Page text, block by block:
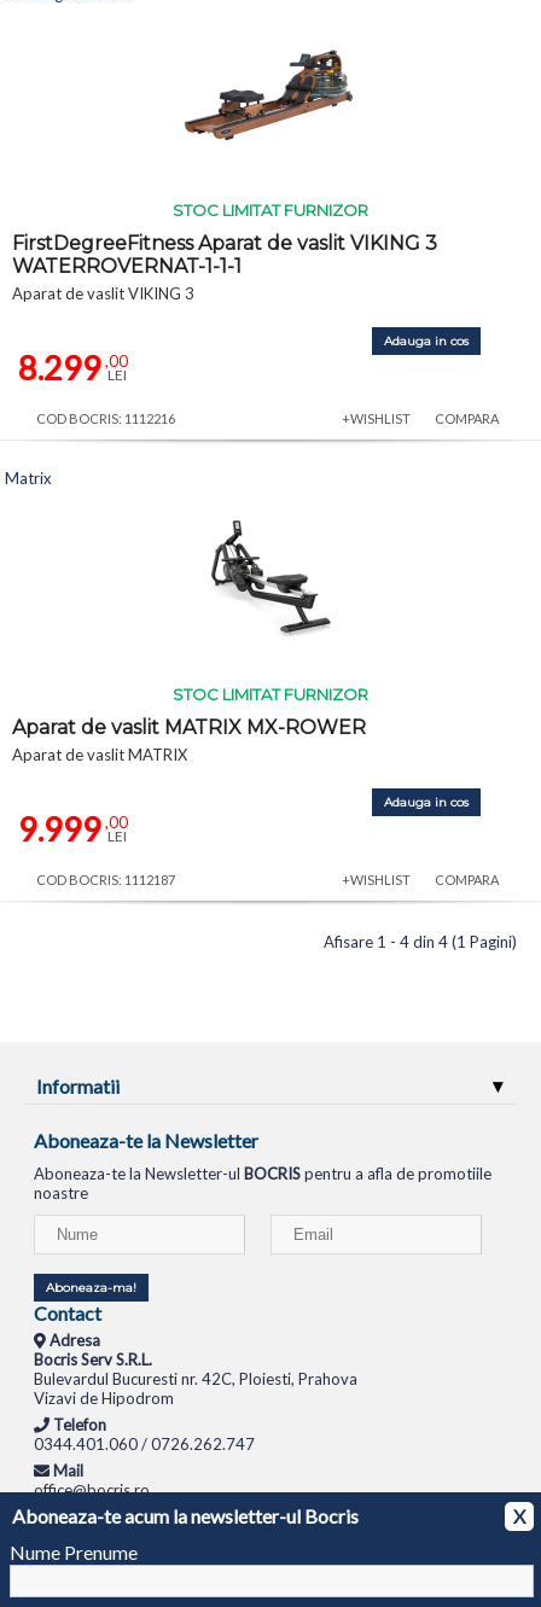
Aboneaza-te acum la newsletter-ul Bocris
X
Nume Prenume
STOC LIMITAT FURNIZOR
FirstDegreeFitness Aparat de vaslit VIKING 3
WATERROVERNAT-1-1-1
Aparat de vaslit VIKING 3
8.299 ,00
LEI
Adauga in cos
COD BOCRIS: 1112216 +WISHLIST COMPARA
STOC LIMITAT FURNIZOR
Aparat de vaslit MATRIX MX-ROWER
Aparat de vaslit MATRIX
9.999 ,00
LEI
Adauga in cos
Matrix
COD BOCRIS: 1112187 +WISHLIST COMPARA
Afisare 1 - 4 din 4 (1 Pagini)
Informatii
Aboneaza-te la Newsletter
Aboneaza-te la Newsletter-ul BOCRISpentru a afla de promotiile
noastre
Aboneaza-ma!
Contact
Adresa
Bocris Serv S.R.L.
Bulevardul Bucuresti nr. 42C, Ploiesti, Prahova
Vizavi de Hipodrom
Telefon
0344.401.060 / 0726.262.747
Mail
office@bocris.ro
LAPTOPURI NETBOOK TABLETE MULTIFUNCTIONALE